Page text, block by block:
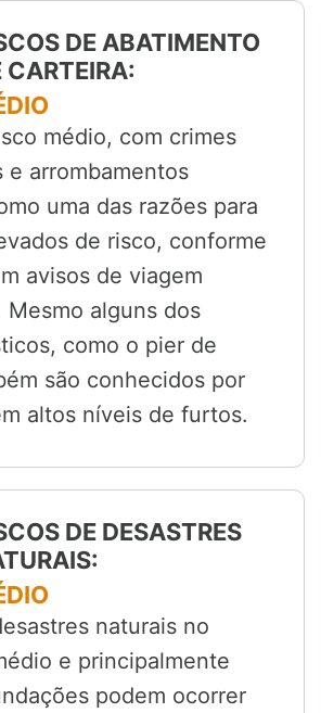
DE ABATIMENTO
CARTEIRA:
médio, com crimes
e arrombamentos
uma das razões para
de risco, conforme
avisos de viagem
Mesmo alguns dos
como o pier de
são conhecidos por
altos níveis de furtos.
DE DESASTRES
naturais no
e principalmente
podem ocorrer